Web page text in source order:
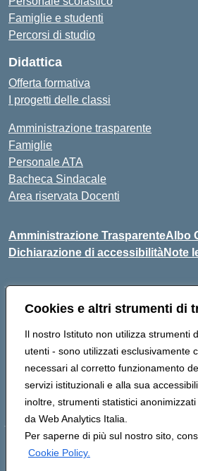
Cookies e altri strumenti di
Il nostro Istituto non utilizza strumenti
utenti - sono utilizzati esclusivamente
necessari al corretto funzionamento
servizi istituzionali e alla sua
inoltre, strumenti statistici
da Web Analytics Italia.
Per saperne di più sul nostro sito,
Cookie Policy.
Famiglie e studenti
Percorsi di studio
Didattica
Offerta formativa
I progetti delle classi
Amministrazione trasparente
Famiglie
Personale ATA
Bacheca Sindacale
Area riservata Docenti
Amministrazione TrasparenteAlbo
Dichiarazione di accessibilitàNote
Indirizzo:C/da Santa Maria, s.n.c. –
Centralino:0924951311 Email:
Posta elettronica certificata (PEC):